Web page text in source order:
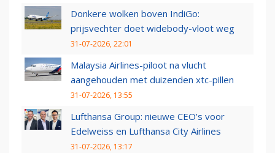
Donkere wolken boven IndiGo:
prijsvechter doet widebody-vloot weg
31-07-2026, 22:01
Malaysia Airlines-piloot na vlucht
aangehouden met duizenden xtc-pillen
31-07-2026, 13:55
Lufthansa Group: nieuwe CEO’s voor
Edelweiss en Lufthansa City Airlines
31-07-2026, 13:17